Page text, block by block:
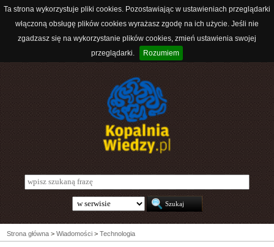
Ta strona wykorzystuje pliki cookies. Pozostawiając w ustawieniach przeglądarki
włączoną obsługę plików cookies wyrażasz zgodę na ich użycie. Jeśli nie
zgadzasz się na wykorzystanie plików cookies, zmień ustawienia swojej
przeglądarki.
Rozumiem
Strona główna > Wiadomości > Technologia